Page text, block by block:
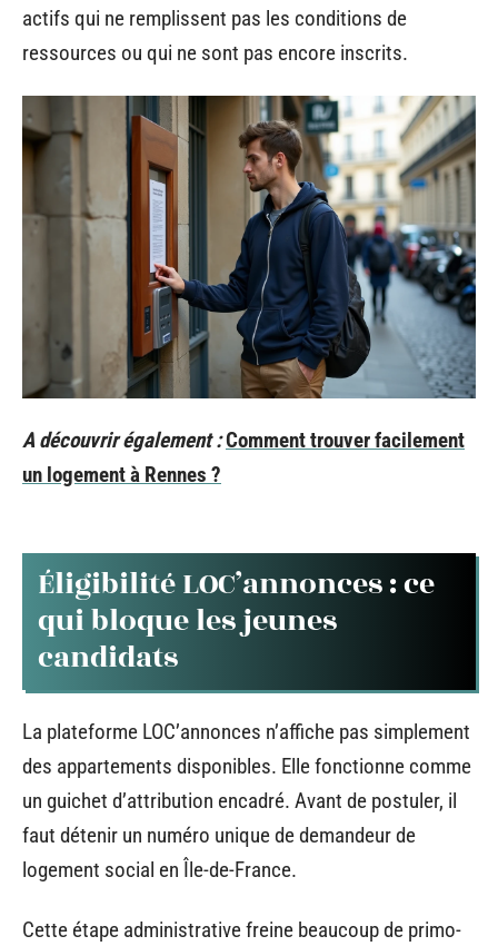
actifs qui ne remplissent pas les conditions de
ressources ou qui ne sont pas encore inscrits.
A découvrir également :Comment trouver facilement
un logement à Rennes ?
Éligibilité LOC’annonces : ce
qui bloque les jeunes
candidats
La plateforme LOC’annonces n’affiche pas simplement
des appartements disponibles. Elle fonctionne comme
un guichet d’attribution encadré. Avant de postuler, il
faut détenir un numéro unique de demandeur de
logement social en Île-de-France.
Cette étape administrative freine beaucoup de primo-